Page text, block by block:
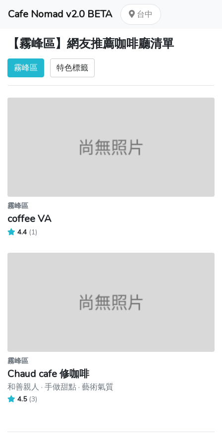
Cafe Nomad v2.0 BETA 台中
【霧峰區】網友推薦咖啡廳清單
霧峰區 特色標籤
霧峰區
coffee VA
4.4 (1)
霧峰區
Chaud cafe 修咖啡
和善親人 · 手做甜點 · 藝術氣質
4.5 (3)